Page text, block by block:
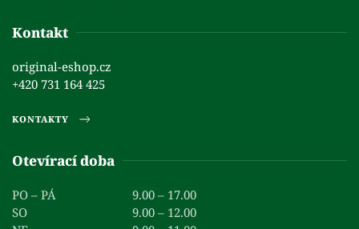
Kontakt
original-eshop.cz
+420 731 164 425
KONTAKTY
Otevírací doba
PO – PÁ
9.00 – 17.00
SO
9.00 – 12.00